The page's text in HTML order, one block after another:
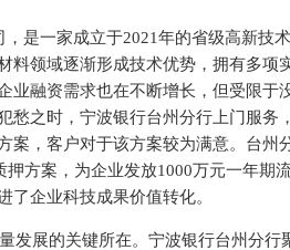
是一家成立于2021年的省级高新技
料领域逐渐形成技术优势，拥有多项
业融资需求也在不断增长，但受限于
愁之时，宁波银行台州分行上门服
案，客户对于该方案较为满意。台州
押方案，为企业发放1000万元一年期
了企业科技成果价值转化。
发展的关键所在。宁波银行台州分